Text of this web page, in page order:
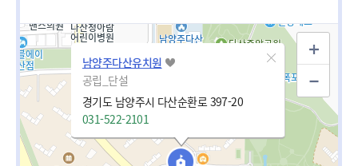
남양주다산유치원
공립_단설
경기도 남양주시 다산순환로 397-20
031-522-2101